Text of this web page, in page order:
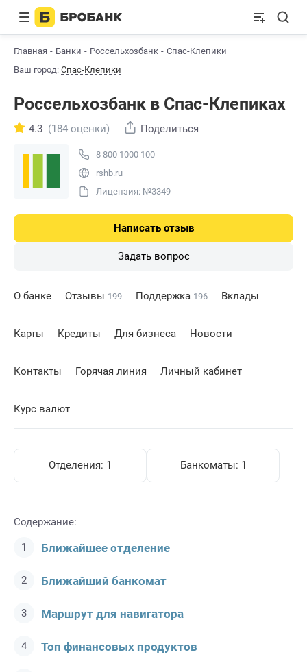
Главная Банки Россельхозбанк
Спас-Клепики
Ваш город: Спас-Клепики
Россельхозбанк в Спас-Клепиках
8 800 1000 100
rshb.ru
Лицензия: №3349
4.3 (184 оценки) Поделиться
Написать отзыв
Задать вопрос
О банке Отзывы 199 Поддержка 196 Вклады
Карты Кредиты Для бизнеса Новости
Контакты Горячая линия Личный кабинет
Курс валют
Отделения: 1 Банкоматы: 1
Содержание:
Ближайшее отделение
Ближайший банкомат
Маршрут для навигатора
Топ финансовых продуктов